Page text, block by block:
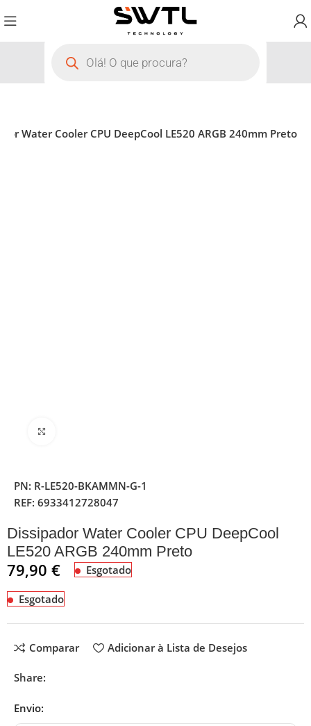
Water Cooler CPU DeepCool LE520 ARGB 240mm Preto
PN: R-LE520-BKAMMN-G-1
REF:6933412728047
Dissipador Water Cooler CPU DeepCool
LE520 ARGB 240mm Preto
79,90€ Esgotado
Esgotado
Comparar Adicionar à Lista de Desejos
Share:
Envio: